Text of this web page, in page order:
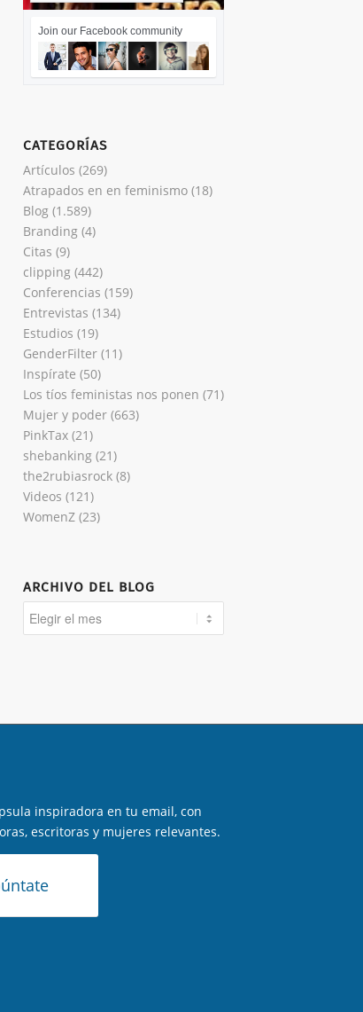
Join our Facebook community
CATEGORÍAS
Artículos (269)
Atrapados en en feminismo(18)
Blog(1.589)
Branding(4)
Citas (9)
clipping(442)
Conferencias (159)
Entrevistas (134)
Estudios (19)
GenderFilter(11)
Inspírate (50)
Los tíos feministas nos ponen (71)
Mujer y poder(663)
PinkTax(21)
shebanking(21)
the2rubiasrock(8)
Videos (121)
WomenZ(23)
ARCHIVO DEL BLOG
inspiradora en tu email, con
escritoras y mujeres relevantes.